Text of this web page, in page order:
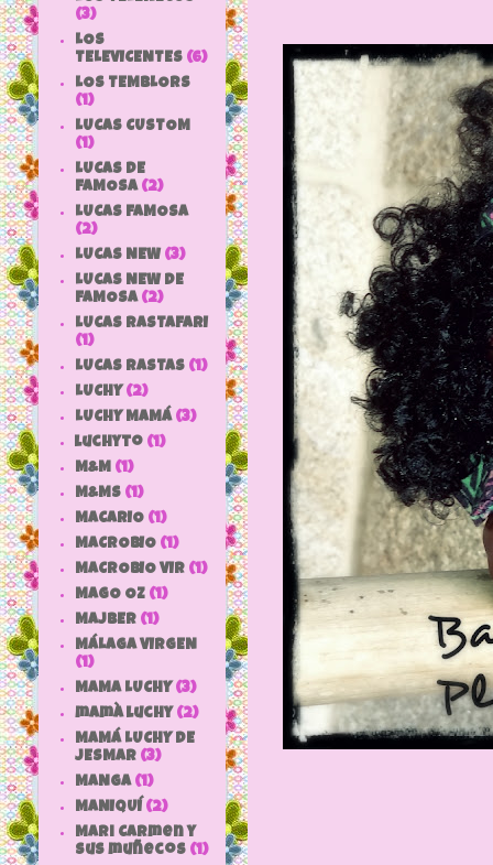
(3)
LOS
TELEVICENTES (6)
LOS TEMBLORS
(1)
LUCAS CUSTOM
(1)
LUCAS DE
FAMOSA (2)
LUCAS FAMOSA
(2)
LUCAS NEW (3)
LUCAS NEW DE
FAMOSA (2)
LUCAS RASTAFARI
(1)
LUCAS RASTAS (1)
LUCHY (2)
LUCHY MAMÁ (3)
luchyto (1)
M&M (1)
M&MS (1)
MACARIO (1)
MACROBIO (1)
MACROBIO VIR (1)
MAGO OZ (1)
MAJBER (1)
MÁLAGA VIRGEN
(1)
MAMA LUCHY (3)
mamà luchy (2)
MAMÁ LUCHY DE
JESMAR (3)
MANGA (1)
MANIQUÍ (2)
Mari Carmen y
sus muñecos (1)